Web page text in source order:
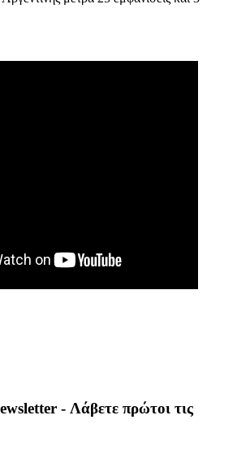
- Λάβετε πρώτοι τις